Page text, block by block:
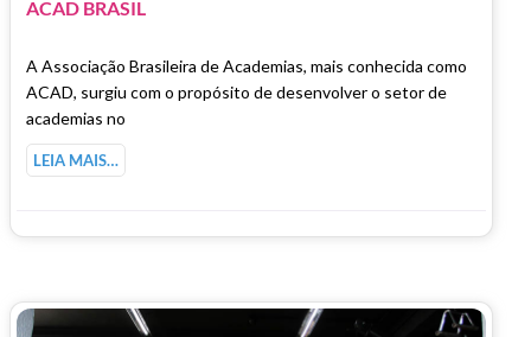
ACAD BRASIL
A Associação Brasileira de Academias, mais conhecida como
ACAD, surgiu com o propósito de desenvolver o setor de
academias no
LEIA MAIS…